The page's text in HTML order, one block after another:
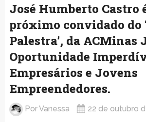
José Humberto Castro
próximo convidado do
Palestra’, da ACMinas
Oportunidade
Empresários e Jovens
Empreendedores.
PorVanessa 22 de outubro